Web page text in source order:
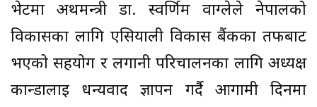
भेटमा अर्थमन्त्री डा. स्वर्णिम वाग्लेले नेपालको
विकासका लागि एसियाली विकास बैंकका तर्फबाट
भएको सहयोग र लगानी परिचालनका लागि अध्यक्ष
कान्डालाई धन्यवाद ज्ञापन गर्दै आगामी दिनमा